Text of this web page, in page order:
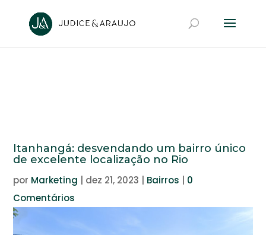
Itanhangá: desvendando um bairro único
de excelente localização no Rio
por Marketing dez 21, 2023 Bairros
0
Comentários